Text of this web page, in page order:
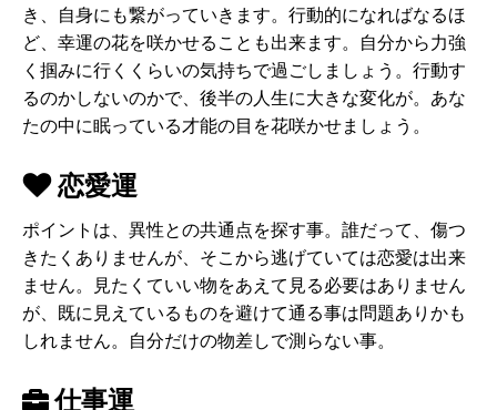
き、自身にも繋がっていきます。行動的になればなるほ
ど、幸運の花を咲かせることも出来ます。自分から力強
く掴みに行くくらいの気持ちで過ごしましょう。行動す
るのかしないのかで、後半の人生に大きな変化が。あな
たの中に眠っている才能の目を花咲かせましょう。
恋愛運
ポイントは、異性との共通点を探す事。誰だって、傷つ
きたくありませんが、そこから逃げていては恋愛は出来
ません。見たくていい物をあえて見る必要はありません
が、既に見えているものを避けて通る事は問題ありかも
しれません。自分だけの物差しで測らない事。
仕事運